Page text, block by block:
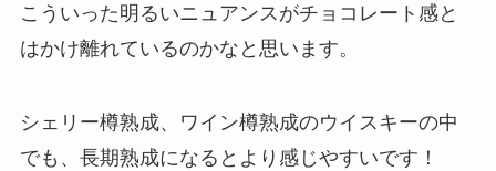
こういった明るいニュアンスがチョコレート感と
はかけ離れているのかなと思います。
シェリー樽熟成、ワイン樽熟成のウイスキーの中
でも、長期熟成になるとより感じやすいです！